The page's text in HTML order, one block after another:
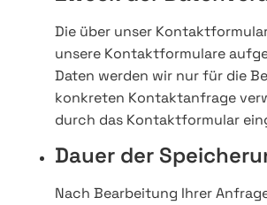
Die über unser
unsere Kontaktformulare
Daten werden wir nur für die
konkreten Kontaktanfrage
durch das Kontaktformular
Dauer der
Nach Bearbeitung Ihrer